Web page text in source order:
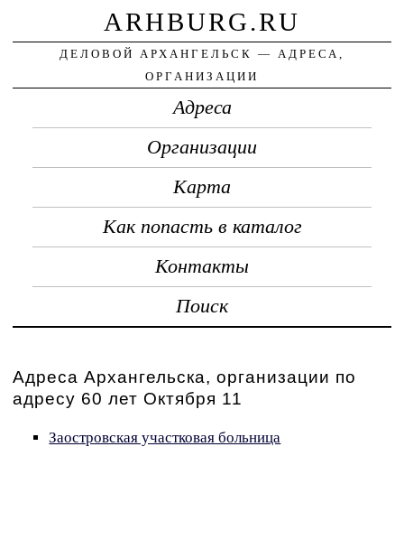
ARHBURG.RU
ДЕЛОВОЙ АРХАНГЕЛЬСК — АДРЕСА,
ОРГАНИЗАЦИИ
Адреса
Организации
Карта
Как попасть в каталог
Контакты
Поиск
Адреса Архангельска, организации по
адресу 60 лет Октября 11
Заостровская участковая больница